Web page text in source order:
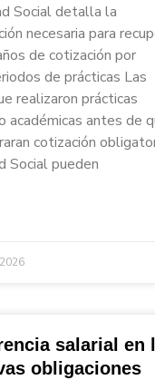
Social detalla la
necesaria para
de cotización por
de prácticas Las
realizaron prácticas
académicas antes de
cotización
Social pueden
salarial en
obligaciones